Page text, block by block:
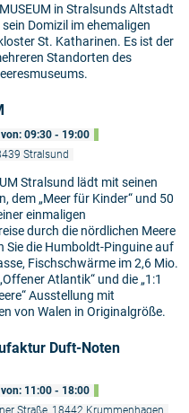
in Stralsunds Altstadt
Domizil im ehemaligen
St. Katharinen. Es ist der
Standorten des
09:30 - 19:00
Stralsund
Stralsund lädt mit seinen
dem „Meer für Kinder“ und 50
einmaligen
durch die nördlichen Meere
Sie die Humboldt-Pinguine auf
Fischschwärme im 2,6 Mio.
Atlantik“ und die „1:1
Ausstellung mit
von Walen in Originalgröße.
Duft-Noten
11:00 - 18:00
Straße, 18442 Krummenhagen